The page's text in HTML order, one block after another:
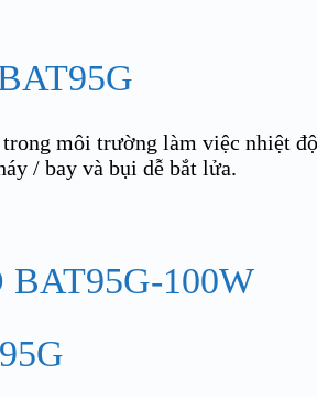
môi trường làm việc nhiệt
/ bay và bụi dễ bắt lửa.